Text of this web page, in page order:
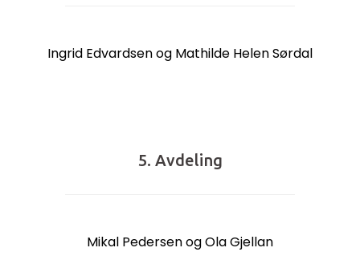
Ingrid Edvardsen og Mathilde Helen Sørdal
5. Avdeling
Mikal Pedersen og Ola Gjellan